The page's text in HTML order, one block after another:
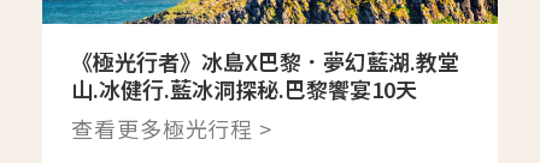
《極光行者》冰島X巴黎．夢幻藍湖.教堂
山.冰健行.藍冰洞探秘.巴黎饗宴10天
查看更多極光行程 >